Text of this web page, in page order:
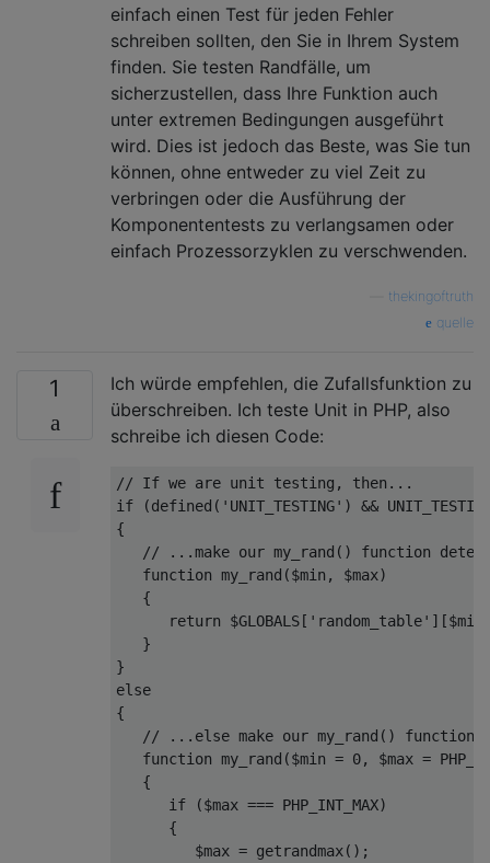
einfach einen Test für jeden Fehler
schreiben sollten, den Sie in Ihrem System
finden. Sie testen Randfälle, um
sicherzustellen, dass Ihre Funktion auch
unter extremen Bedingungen ausgeführt
wird. Dies ist jedoch das Beste, was Sie tun
können, ohne entweder zu viel Zeit zu
verbringen oder die Ausführung der
Komponententests zu verlangsamen oder
einfach Prozessorzyklen zu verschwenden.
thekingoftruth
quelle
1
Ich würde empfehlen, die Zufallsfunktion zu
überschreiben. Ich teste Unit in PHP, also
schreibe ich diesen Code:
// If we are unit testing, then...
if (defined( 'UNIT_TESTING' ) &&
{
// ...make our my_rand() function
function my_rand ($min, $max)
   {
return $GLOBALS[ 'random_table'
   }
else
{
// ...else make our my_rand() function
function my_rand ($min = 0, $max =
   {
if ($max === PHP_INT_MAX)
      {
         $max = getrandmax();